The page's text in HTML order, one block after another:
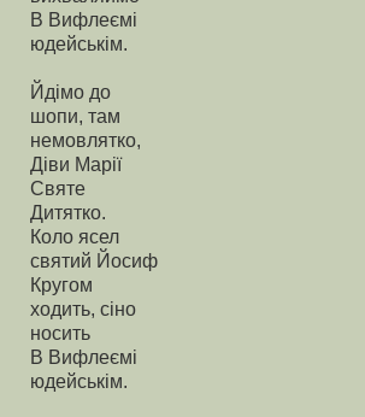
В Вифлеємі
юдейськім.
Йдімо до
шопи, там
немовлятко,
Діви Марії
Святе
Дитятко.
Коло ясел
святий Йосиф
Кругом
ходить, сіно
носить
В Вифлеємі
юдейськім.